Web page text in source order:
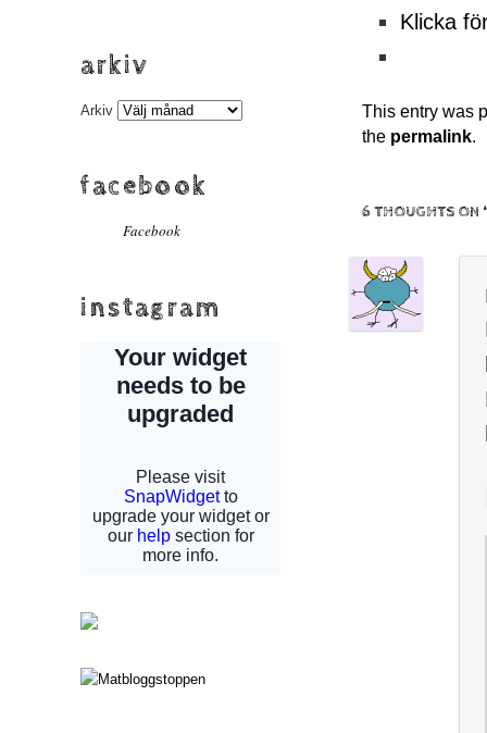
Klicka
This entry was
the permalink.
6 THOUGHTS ON
arkiv
Arkiv
facebook
Facebook
instagram